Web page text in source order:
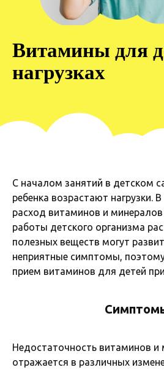
Витамины для
нагрузках
С началом занятий в детском
ребенка возрастают нагрузки.
расход витаминов и минералов
работы детского организма
полезных веществ могут
неприятные симптомы,
прием витаминов для детей при
Недостаточность витаминов и
отражается в различных